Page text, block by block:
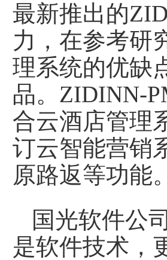
最新推出的
力，在参考研
理系统的优缺
品。ZIDINN-
合云酒店管理
订云智能营销
原路返等功能
国光软件公
是软件技术，